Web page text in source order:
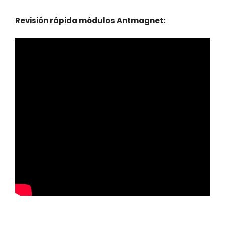
Revisión rápida módulos Antmagnet: